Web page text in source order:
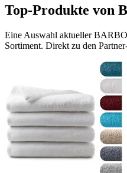
Top-Produkte von
Eine Auswahl aktueller
Sortiment. Direkt zu den